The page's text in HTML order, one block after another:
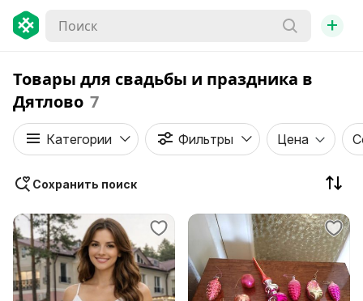
+
Товары для свадьбы и праздника в
Дятлово 7
Категории Фильтры Цена
Сохранить поиск